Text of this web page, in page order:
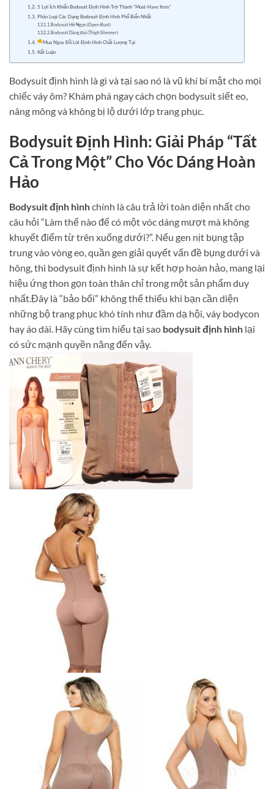
5 Lợi Ích Khiến Bodysuit Định Hình Trở Thành “Must-Have Item”
Phân Loại Các Dạng Bodysuit Định Hình Phổ Biến Nhất
1. Bodysuit Hở Ngực (Open-Bust)
2. Bodysuit Dáng Đùi (Thigh Slimmer)
Mua Ngay Đồ Lót Định Hình Chất Lượng Tại
Kết Luận
Bodysuit định hình là gì và tại sao nó là vũ khí bí mật cho mọi
chiếc váy ôm? Khám phá ngay cách chọn bodysuit siết eo,
nâng mông và không bị lộ dưới lớp trang phục.
Bodysuit Định Hình: Giải Pháp “Tất
Cả Trong Một” Cho Vóc Dáng Hoàn
Hảo
Bodysuit định hìnhchính là câu trả lời toàn diện nhất cho
câu hỏi “Làm thế nào để có một vóc dáng mượt mà không
khuyết điểm từ trên xuống dưới?”. Nếu gen nịt bụng tập
trung vào vòng eo, quần gen giải quyết vấn đề bụng dưới và
hông, thì bodysuit định hình là sự kết hợp hoàn hảo, mang lại
hiệu ứng thon gọn toàn thân chỉ trong một sản phẩm duy
nhất.Đây là “bảo bối” không thể thiếu khi bạn cần diện
những bộ trang phục khó tính như đầm dạ hội, váy bodycon
hay áo dài. Hãy cùng tìm hiểu tại sao bodysuit định hình lại
có sức mạnh quyền năng đến vậy.